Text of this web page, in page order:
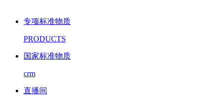
专项标准物质
PRODUCTS
国家标准物质
crm
直播间